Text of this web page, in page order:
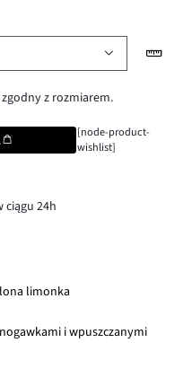
z rozmiarem.
[node-product-
wishlist]
ciągu 24h
limonka
i wpuszczanymi